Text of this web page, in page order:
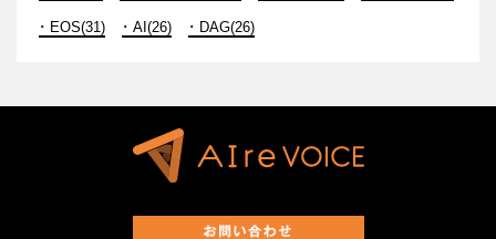
EOS(31) AI(26) DAG(26)